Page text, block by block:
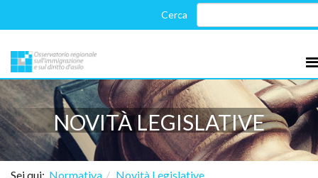
NOVITÀ LEGISLATIVE
Sei qui: Normativa
Novità Legislative